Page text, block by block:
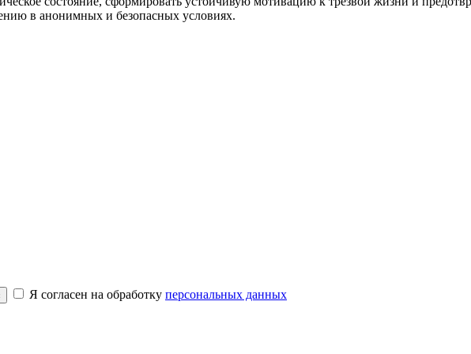
в анонимных и безопасных условиях.
Я согласен на обработку персональных данных